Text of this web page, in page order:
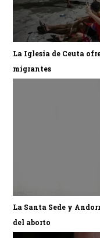
La Iglesia de Ceuta
migrantes
La Santa Sede y
del aborto